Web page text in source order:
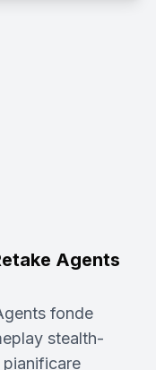
Agents
fonde
stealth-